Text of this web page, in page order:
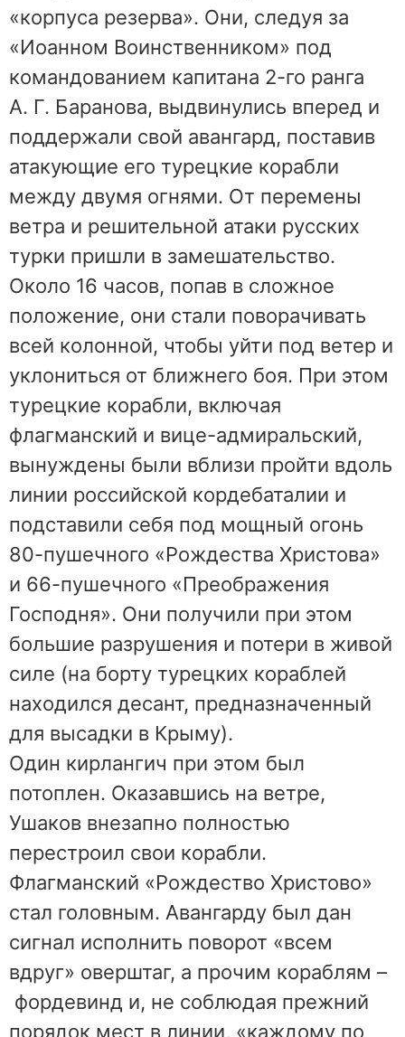
«корпуса резерва». Они, следуя за
«Иоанном Воинственником» под
командованием капитана 2-го ранга
А. Г. Баранова, выдвинулись вперед и
поддержали свой авангард, поставив
атакующие его турецкие корабли
между двумя огнями. От перемены
ветра и решительной атаки русских
турки пришли в замешательство.
Около 16 часов, попав в сложное
положение, они стали поворачивать
всей колонной, чтобы уйти под ветер и
уклониться от ближнего боя. При этом
турецкие корабли, включая
флагманский и вице-адмиральский,
вынуждены были вблизи пройти вдоль
линии российской кордебаталии и
подставили себя под мощный огонь
80-пушечного «Рождества Христова»
и 66-пушечного «Преображения
Господня». Они получили при этом
большие разрушения и потери в живой
силе (на борту турецких кораблей
находился десант, предназначенный
для высадки в Крыму).
Один кирлангич при этом был
потоплен. Оказавшись на ветре,
Ушаков внезапно полностью
перестроил свои корабли.
Флагманский «Рождество Христово»
стал головным. Авангарду был дан
сигнал исполнить поворот «всем
вдруг» оверштаг, а прочим кораблям –
фордевинд и, не соблюдая прежний
порядок мест в линии, «каждому по